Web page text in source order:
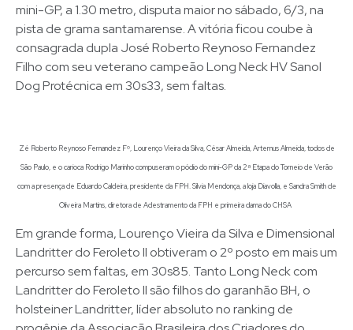
mini-GP, a 1.30 metro, disputa maior no sábado, 6/3, na
pista de grama santamarense. A vitória ficou coube à
consagrada dupla José Roberto Reynoso Fernandez
Filho com seu veterano campeão Long Neck HV Sanol
Dog Protécnica em 30s33, sem faltas.
Zé Roberto Reynoso Fernandez Fº, Lourenço Vieira da Silva, César Almeida, Artemus Almeida, todos de
São Paulo, e o carioca Rodrigo Marinho compuseram o pódio do mini-GP da 2ª Etapa do Torneio de Verão
com a presença de Eduardo Caldeira, presidente da FPH. Sílvia Mendonça, a loja Diavolla, e Sandra Smith de
Oliveira Martins, diretora de Adestramento da FPH e primeira dama do CHSA
Em grande forma, Lourenço Vieira da Silva e Dimensional
Landritter do Feroleto II obtiveram o 2º posto em mais um
percurso sem faltas, em 30s85. Tanto Long Neck com
Landritter do Feroleto II são filhos do garanhão BH, o
holsteiner Landritter, líder absoluto no ranking de